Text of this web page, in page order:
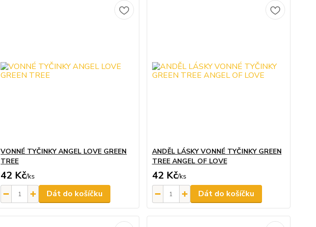
VONNÉ TYČINKY ANGEL LOVE GREEN
TREE
42 Kč/ks
Dát do košíčku
ANDĚL LÁSKY VONNÉ TYČINKY GREEN
TREE ANGEL OF LOVE
42 Kč/ks
Dát do košíčku